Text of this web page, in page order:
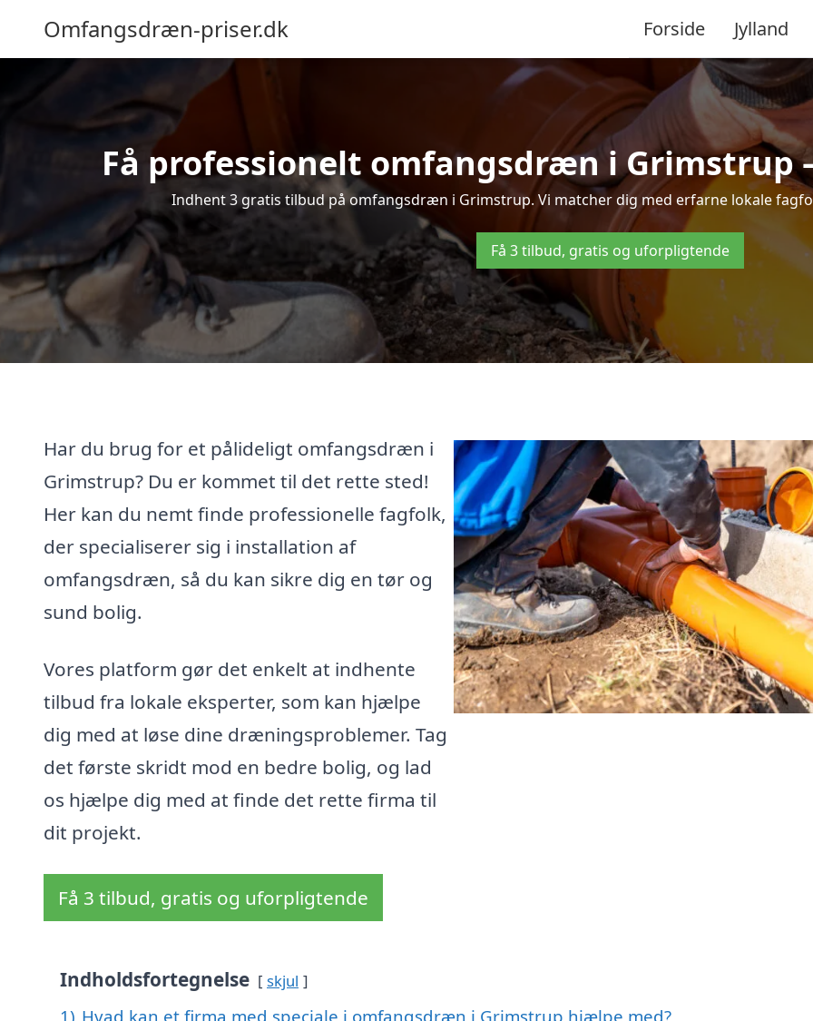
Omfangsdræn-priser.dk Forside Jylland
Få professionelt omfangsdræn i Grimstrup
Indhent 3 gratis tilbud på omfangsdræn i Grimstrup. Vi matcher dig med erfarne lokale
Få 3 tilbud, gratis og uforpligtende
Har du brug for et pålideligt omfangsdræn i
Grimstrup? Du er kommet til det rette sted!
Her kan du nemt finde professionelle fagfolk,
der specialiserer sig i installation af
omfangsdræn, så du kan sikre dig en tør og
sund bolig.
Vores platform gør det enkelt at indhente
tilbud fra lokale eksperter, som kan hjælpe
dig med at løse dine dræningsproblemer. Tag
det første skridt mod en bedre bolig, og lad
os hjælpe dig med at finde det rette firma til
dit projekt.
Få 3 tilbud, gratis og uforpligtende
Indholdsfortegnelse skjul
1) Hvad kan et firma med speciale i omfangsdræn i Grimstrup hjælpe med?